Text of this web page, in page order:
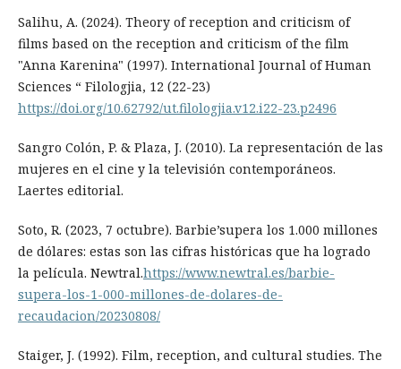
Salihu, A. (2024). Theory of reception and criticism of
films based on the reception and criticism of the film
"Anna Karenina" (1997). International Journal of Human
Sciences “ Filologjia, 12 (22-23)
https://doi.org/10.62792/ut.filologjia.v12.i22-23.p2496
Sangro Colón, P. & Plaza, J. (2010). La representación de las
mujeres en el cine y la televisión contemporáneos.
Laertes editorial.
Soto, R. (2023, 7 octubre). Barbie’supera los 1.000 millones
de dólares: estas son las cifras históricas que ha logrado
la película. Newtral.https://www.newtral.es/barbie-
supera-los-1-000-millones-de-dolares-de-
recaudacion/20230808/
Staiger, J. (1992). Film, reception, and cultural studies. The